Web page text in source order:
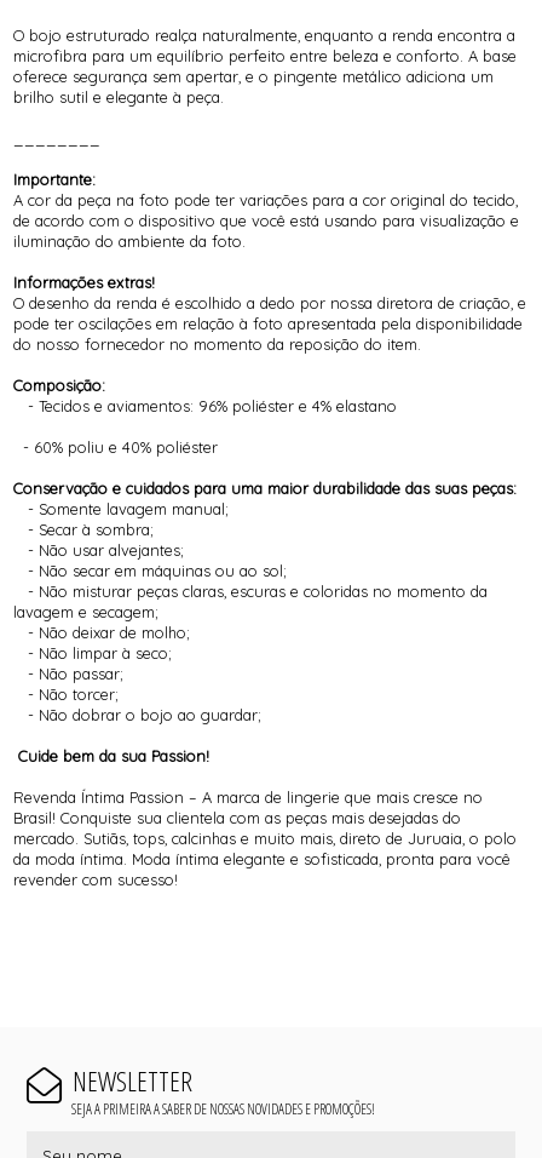
O bojo estruturado realça naturalmente, enquanto a renda encontra a
microfibra para um equilíbrio perfeito entre beleza e conforto. A base
oferece segurança sem apertar, e o pingente metálico adiciona um
brilho sutil e elegante à peça.
Importante:
A cor da peça na foto pode ter variações para a cor original do tecido,
de acordo com o dispositivo que você está usando para visualização e
iluminação do ambiente da foto.
Informações extras!
O desenho da renda é escolhido a dedo por nossa diretora de criação, e
pode ter oscilações em relação à foto apresentada pela disponibilidade
do nosso fornecedor no momento da reposição do item.
Composição:
- Tecidos e aviamentos: 96% poliéster e 4% elastano
- 60% poliu e 40% poliéster
Conservação e cuidados para uma maior durabilidade das suas peças:
- Somente lavagem manual;
- Secar à sombra;
- Não usar alvejantes;
- Não secar em máquinas ou ao sol;
- Não misturar peças claras, escuras e coloridas no momento da
lavagem e secagem;
- Não deixar de molho;
- Não limpar à seco;
- Não passar;
- Não torcer;
- Não dobrar o bojo ao guardar;
Cuide bem da sua Passion!
Revenda Íntima Passion – A marca de lingerie que mais cresce no
Brasil! Conquiste sua clientela com as peças mais desejadas do
mercado. Sutiãs, tops, calcinhas e muito mais, direto de Juruaia, o polo
da moda íntima. Moda íntima elegante e sofisticada, pronta para você
revender com sucesso!
NEWSLETTER
SEJA A PRIMEIRA A SABER DE NOSSAS NOVIDADES E PROMOÇÕES!